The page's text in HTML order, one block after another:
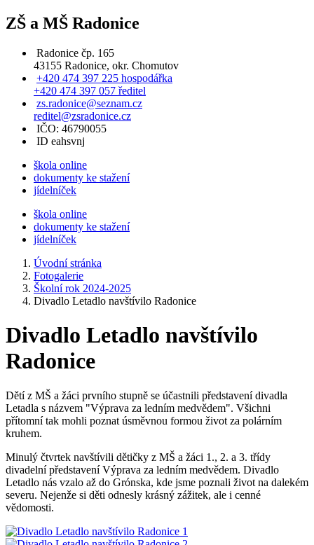
ZŠ a MŠ Radonice
Radonice čp. 165
43155 Radonice, okr. Chomutov
+420 474 397 225 hospodářka
+420 474 397 057 ředitel
zs.radonice@seznam.cz
reditel@zsradonice.cz
IČO: 46790055
ID eahsvnj
škola online
dokumenty ke stažení
jídelníček
škola online
dokumenty ke stažení
jídelníček
Úvodní stránka
Fotogalerie
Školní rok 2024-2025
Divadlo Letadlo navštívilo Radonice
Divadlo Letadlo navštívilo
Radonice
Dětí z MŠ a žáci prvního stupně se účastnili představení divadla
Letadla s názvem "Výprava za ledním medvědem". Všichni
přítomní tak mohli poznat úsměvnou formou život za polárním
kruhem.
Minulý čtvrtek navštívili dětičky z MŠ a žáci 1., 2. a 3. třídy
divadelní představení Výprava za ledním medvědem. Divadlo
Letadlo nás vzalo až do Grónska, kde jsme poznali život na dalekém
severu. Nejenže si děti odnesly krásný zážitek, ale i cenné
vědomosti.